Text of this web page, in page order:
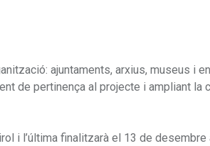
ajuntaments, arxius, museus i
de pertinença al projecte i ampliant la
i l’última finalitzarà el 13 de